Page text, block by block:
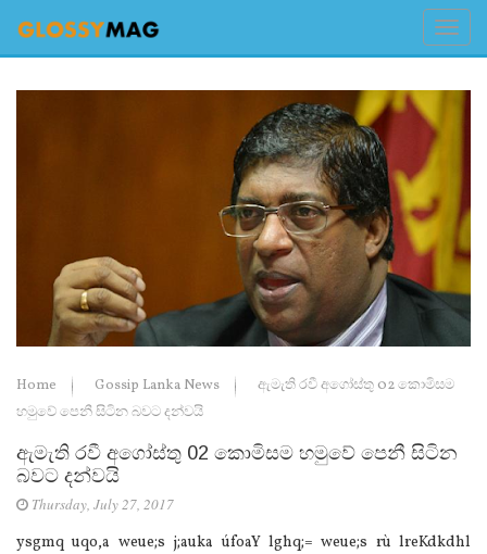
Home Gossip Lanka News
ඇමැති රවී අගෝස්තු 02 කොමිසම
හමුවේ පෙනී සිටින බවට දන්වයි
ඇමැති රවී අගෝස්තු 02 කොමිසම හමුවේ පෙනී සිටින
බවට දන්වයි
Thursday, July 27, 2017
ysgmq uqo,a weue;s j;auka úfoaY lghq;= weue;s rù lreKdkdhl